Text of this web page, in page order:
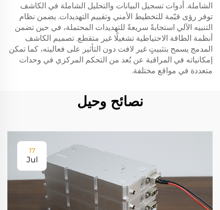
الشاملة. أدوات تسجيل البيانات والتحليل الشاملة في الكاشف
توفر رؤى قيّمة للتخطيط الأمني وتقييم التهديدات. يضمن نظام
التنبيه الآلي استجابةً سريعةً للتهديدات المحتملة، في حين تضمن
أنظمة الطاقة الاحتياطية تشغيلًا غير متقطع. تصميم الكاشف
المدمج يسمح بتثبيتٍ غير لافت دون التأثير على فعاليته، كما تمكن
إمكانياته في المراقبة عن بُعد من التحكم المركزي في وحدات
متعددة في مواقع مختلفة.
نصائح وحيل
17
Jul